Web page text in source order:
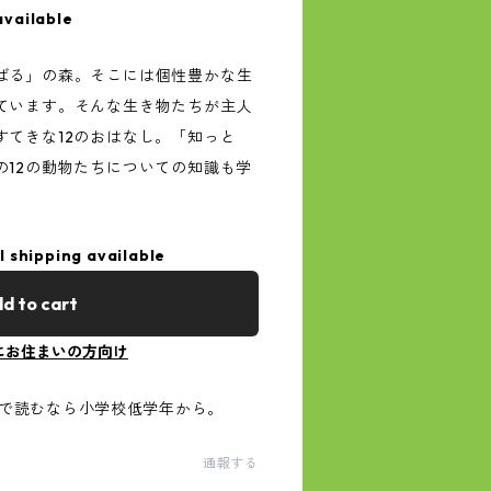
る」の森。そこには個性豊かな生
ます。そんな生き物たちが主人
きな12のおはなし。「知っと
の動物たちについての知識も学
shipping available
to cart
お住まいの方向け
読むなら小学校低学年から。
通報する